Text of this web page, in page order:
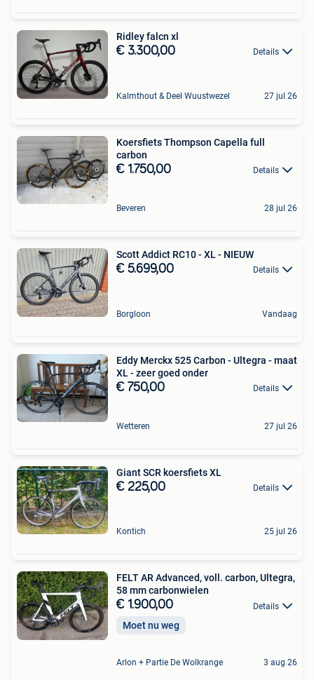
Ridley falcn xl
€ 3.300,00 Details
Kalmthout & Deel Wuustwezel 27 jul 26
Koersfiets Thompson Capella full
carbon
€ 1.750,00 Details
Beveren 28 jul 26
Scott Addict RC10 - XL - NIEUW
€ 5.699,00 Details
Borgloon Vandaag
Eddy Merckx 525 Carbon - Ultegra - maat
XL - zeer goed onder
€ 750,00 Details
Wetteren 27 jul 26
Giant SCR koersfiets XL
€ 225,00 Details
Kontich 25 jul 26
FELT AR Advanced, voll. carbon, Ultegra,
58 mm carbonwielen
€ 1.900,00 Details
Moet nu weg
Arlon + Partie De Wolkrange 3 aug 26